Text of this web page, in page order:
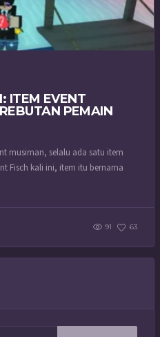
ITEM EVENT
PEMAIN
musiman, selalu ada satu item
Fisch kali ini, item itu bernama
91 63